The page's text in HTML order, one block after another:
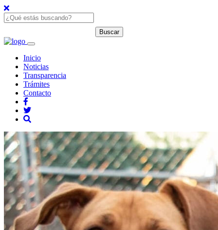
Inicio
Noticias
Transparencia
Trámites
Contacto